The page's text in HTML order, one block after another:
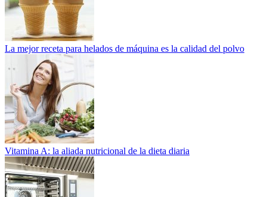
La mejor receta para helados de máquina es la calidad del polvo
Vitamina A: la aliada nutricional de la dieta diaria